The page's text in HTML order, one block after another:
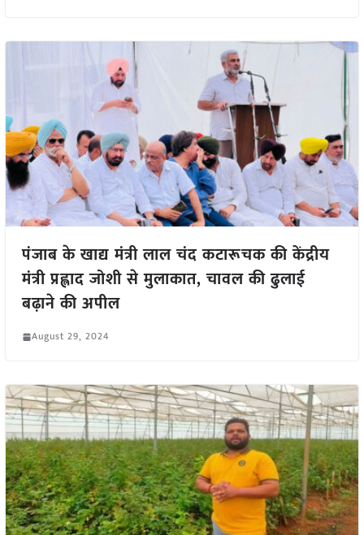
पंजाब के खाद्य मंत्री लाल चंद कटारूचक की केंद्रीय
मंत्री प्रह्लाद जोशी से मुलाकात, चावल की ढुलाई
बढ़ाने की अपील
August 29, 2024